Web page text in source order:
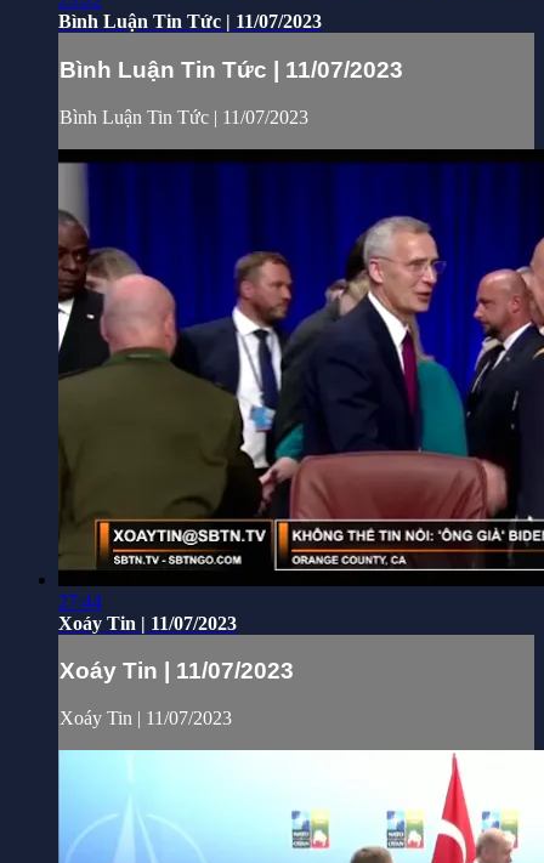
Bình Luận Tin Tức | 11/07/2023
Bình Luận Tin Tức | 11/07/2023
Bình Luận Tin Tức | 11/07/2023
27:44
Xoáy Tin | 11/07/2023
Xoáy Tin | 11/07/2023
Xoáy Tin | 11/07/2023